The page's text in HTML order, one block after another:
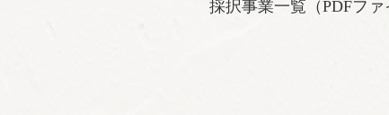
採択事業一覧（PDFファ